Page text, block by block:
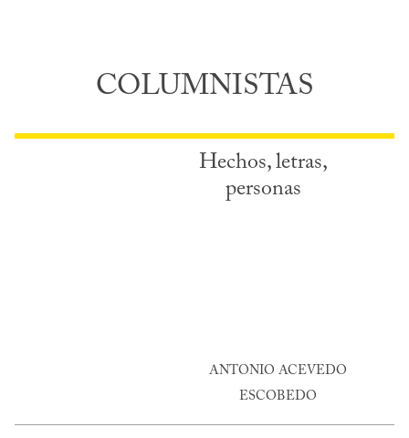
COLUMNISTAS
Hechos, letras,
personas
ANTONIO ACEVEDO
ESCOBEDO